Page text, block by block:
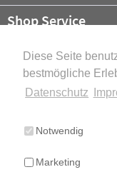
Diese Seite
bestmögliche
Datenschutz
Notwendig
Marketing
Shop Service
Informationen
Newsletter